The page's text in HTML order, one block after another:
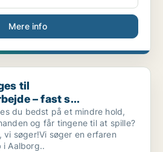
Mere info
– fast s...
til
– fast s...
du bedst på et mindre hold,
og får tingene til at spille?
vi søger!Vi søger en erfaren
Aalborg..